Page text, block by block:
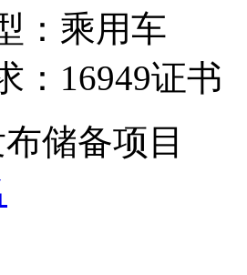
： 乘用车
： 16949证书
储备项目